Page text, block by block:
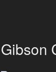
Gibson